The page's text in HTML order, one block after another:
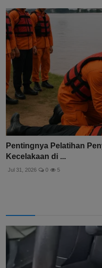
Pentingnya Pelatihan
Kecelakaan di ...
Jul 31, 2026 0 5